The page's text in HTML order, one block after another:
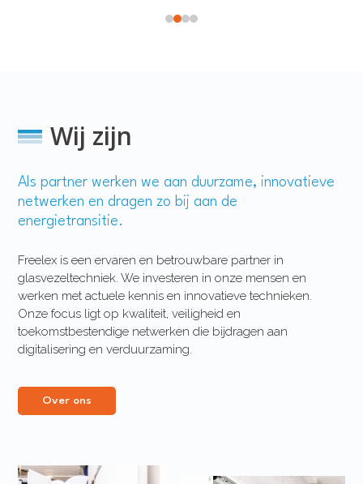
Wij zijn
Als partner werken we aan duurzame, innovatieve
netwerken en dragen zo bij aan de
energietransitie.
Freelex is een ervaren en betrouwbare partner in
glasvezeltechniek. We investeren in onze mensen en
werken met actuele kennis en innovatieve technieken.
Onze focus ligt op kwaliteit, veiligheid en
toekomstbestendige netwerken die bijdragen aan
digitalisering en verduurzaming.
Over ons